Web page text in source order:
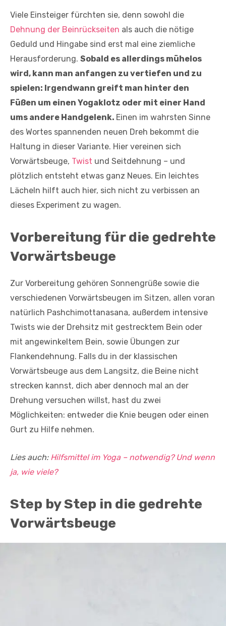
Viele Einsteiger fürchten sie, denn sowohl die
Dehnung der Beinrückseiten als auch die nötige
Geduld und Hingabe sind erst mal eine ziemliche
Herausforderung. Sobald es allerdings mühelos
wird, kann man anfangen zu vertiefen und zu
spielen: Irgendwann greift man hinter den
Füßen um einen Yogaklotz oder mit einer Hand
ums andere Handgelenk. Einen im wahrsten Sinne
des Wortes spannenden neuen Dreh bekommt die
Haltung in dieser Variante. Hier vereinen sich
Vorwärtsbeuge, Twist und Seitdehnung – und
plötzlich entsteht etwas ganz Neues. Ein leichtes
Lächeln hilft auch hier, sich nicht zu verbissen an
dieses Experiment zu wagen.
Vorbereitung für die gedrehte
Vorwärtsbeuge
Zur Vorbereitung gehören Sonnengrüße sowie die
verschiedenen Vorwärtsbeugen im Sitzen, allen voran
natürlich Pashchimottanasana, außerdem intensive
Twists wie der Drehsitz mit gestrecktem Bein oder
mit angewinkeltem Bein, sowie Übungen zur
Flankendehnung. Falls du in der klassischen
Vorwärtsbeuge aus dem Langsitz, die Beine nicht
strecken kannst, dich aber dennoch mal an der
Drehung versuchen willst, hast du zwei
Möglichkeiten: entweder die Knie beugen oder einen
Gurt zu Hilfe nehmen.
Lies auch: Hilfsmittel im Yoga – notwendig? Und wenn
ja, wie viele?
Step by Step in die gedrehte
Vorwärtsbeuge